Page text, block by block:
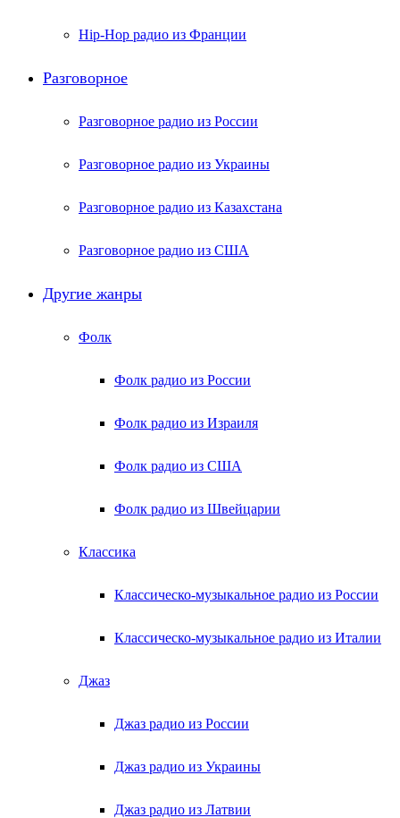
Hip-Hop радио из Франции
Разговорное
Разговорное радио из России
Разговорное радио из Украины
Разговорное радио из Казахстана
Разговорное радио из США
Другие жанры
Фолк
Фолк радио из России
Фолк радио из Израиля
Фолк радио из США
Фолк радио из Швейцарии
Классика
Классическо-музыкальное радио из России
Классическо-музыкальное радио из Италии
Джаз
Джаз радио из России
Джаз радио из Украины
Джаз радио из Латвии